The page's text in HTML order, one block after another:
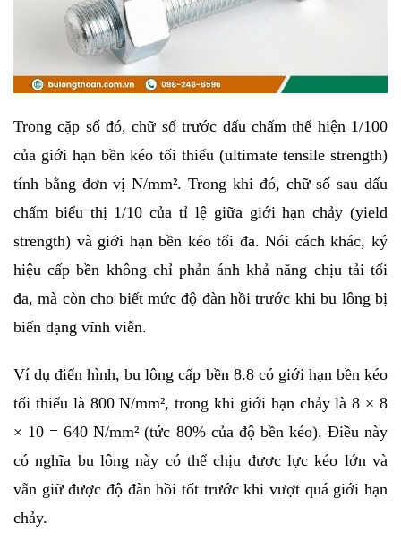
Trong cặp số đó, chữ số trước dấu chấm thể hiện 1/100
của giới hạn bền kéo tối thiểu (ultimate tensile strength)
tính bằng đơn vị N/mm². Trong khi đó, chữ số sau dấu
chấm biểu thị 1/10 của tỉ lệ giữa giới hạn chảy (yield
strength) và giới hạn bền kéo tối đa. Nói cách khác, ký
hiệu cấp bền không chỉ phản ánh khả năng chịu tải tối
đa, mà còn cho biết mức độ đàn hồi trước khi bu lông bị
biến dạng vĩnh viễn.
Ví dụ điển hình, bu lông cấp bền 8.8 có giới hạn bền kéo
tối thiểu là 800 N/mm², trong khi giới hạn chảy là 8 × 8
× 10 = 640 N/mm² (tức 80% của độ bền kéo). Điều này
có nghĩa bu lông này có thể chịu được lực kéo lớn và
vẫn giữ được độ đàn hồi tốt trước khi vượt quá giới hạn
chảy.